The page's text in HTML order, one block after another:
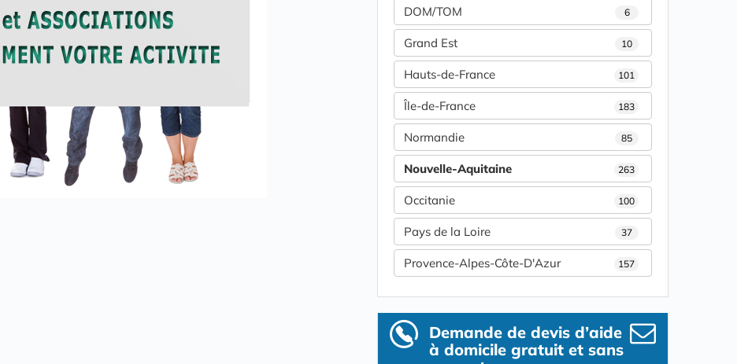
DOM/TOM 6
Grand Est 10
Hauts-de-France 101
Île-de-France 183
Normandie 85
Nouvelle-Aquitaine 263
Occitanie 100
Pays de la Loire 37
Provence-Alpes-Côte-D'Azur 157
Demande de devis d’aide
à domicile gratuit et sans